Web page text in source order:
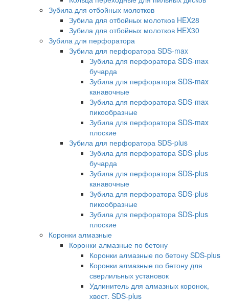
Зубила для отбойных молотков
Зубила для отбойных молотков HEX28
Зубила для отбойных молотков HEX30
Зубила для перфоратора
Зубила для перфоратора SDS-max
Зубила для перфоратора SDS-max
бучарда
Зубила для перфоратора SDS-max
канавочные
Зубила для перфоратора SDS-max
пикообразные
Зубила для перфоратора SDS-max
плоские
Зубила для перфоратора SDS-plus
Зубила для перфоратора SDS-plus
бучарда
Зубила для перфоратора SDS-plus
канавочные
Зубила для перфоратора SDS-plus
пикообразные
Зубила для перфоратора SDS-plus
плоские
Коронки алмазные
Коронки алмазные по бетону
Коронки алмазные по бетону SDS-plus
Коронки алмазные по бетону для
сверлильных установок
Удлинитель для алмазных коронок,
хвост. SDS-plus